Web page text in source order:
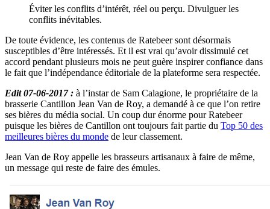
Éviter les conflits d’intérêt, réel ou perçu. Divulguer les
conflits inévitables.
De toute évidence, les contenus de Ratebeer sont désormais
susceptibles d’être intéressés. Et il est vrai qu’avoir dissimulé cet
accord pendant plusieurs mois ne peut guère inspirer confiance dans
le fait que l’indépendance éditoriale de la plateforme sera respectée.
Edit 07-06-2017 : à l’instar de Sam Calagione, le propriétaire de la
brasserie Cantillon Jean Van de Roy, a demandé à ce que l’on retire
ses bières du média social. Un coup dur énorme pour Ratebeer
puisque les bières de Cantillon ont toujours fait partie du Top 50 des
meilleures bières du monde de leur classement.
Jean Van de Roy appelle les brasseurs artisanaux à faire de même,
un message qui reste de faire des émules.